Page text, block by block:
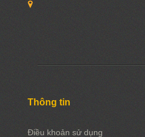
Thông tin
Điều khoản sử dụng